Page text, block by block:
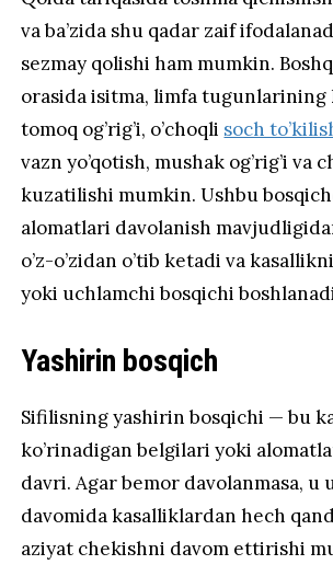
va ba’zida shu qadar zaif
sezmay qolishi ham mumkin.
orasida isitma, limfa tugunlarining
tomoq og’rig’i, o’choqli soch
vazn yo’qotish, mushak og’rig’i va
kuzatilishi mumkin. Ushbu
alomatlari davolanish
o’z-o’zidan o’tib ketadi va
yoki uchlamchi bosqichi
Yashirin bosqich
Sifilisning yashirin bosqichi — bu
ko’rinadigan belgilari yoki
davri. Agar bemor davolanmasa, u
davomida kasalliklardan hech
aziyat chekishni davom ettirishi